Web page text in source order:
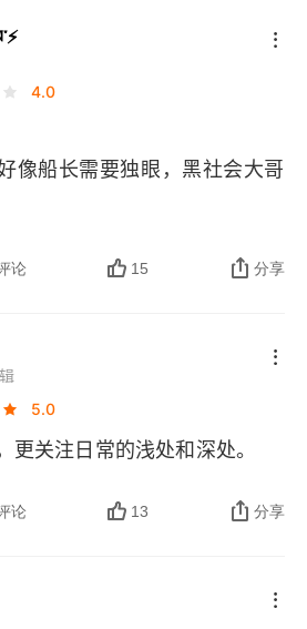
味觉嗅觉短暂消失，现在也不
到以前状态，甚至有时只能尝
力，心中的黑洞越来越大，正
时代的车轮滚滚向前，难免有
力。怀念吗？怀念。但要的不
造出更好的，优于过去。
经模糊到不能修复了。这个时
片对于她的重要性，也明白了
与物的关系，物和生活衔接得
没用的东西。每一个东西里面
，都是很稀罕的对象。东西在
意义感。就像那张小小的照片
填满我们的生活吗？我们为什
分享快乐就越是不快乐？为什
的会让我们理清人与物的关
，重新思考生活的意义，以及
等。大概在 10 年前，跑步还
4.0
像船长需要独眼，黑社会大哥
论 15 分享
5.0
更关注日常的浅处和深处。
论 13 分享